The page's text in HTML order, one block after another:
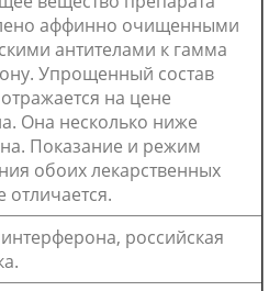
аффинно очищенными
антителами к гамма
Упрощенный состав
на цене
Она несколько ниже
Показание и режим
обоих лекарственных
отличается.
российская